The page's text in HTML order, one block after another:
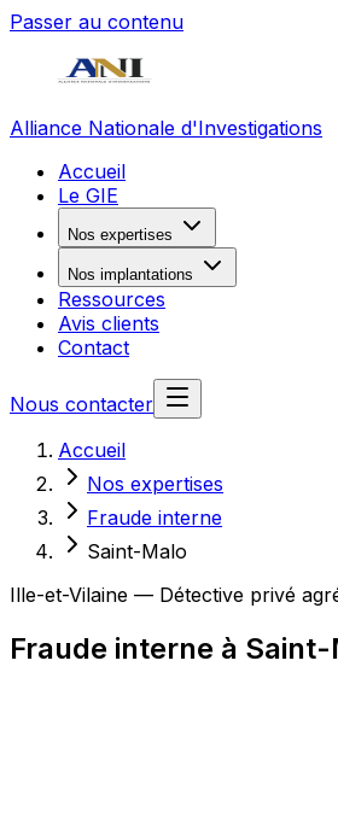
Passer au contenu
Alliance Nationale d'Investigations
Accueil
Le GIE
Nos expertises
Nos implantations
Ressources
Avis clients
Contact
Nous contacter
Accueil
Nos expertises
Fraude interne
Saint-Malo
Ille-et-Vilaine — Détective privé
Fraude interne à